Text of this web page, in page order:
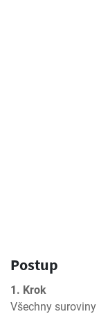
Postup
1. Krok
Všechny